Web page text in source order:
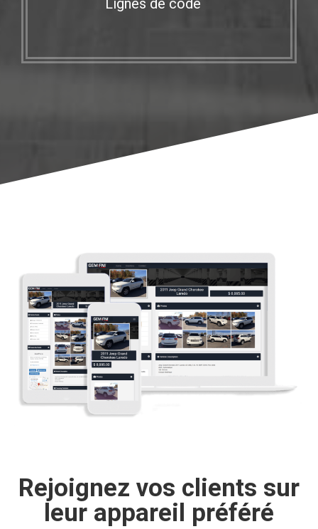
Lignes de code
Rejoignez vos clients sur
leur appareil préféré